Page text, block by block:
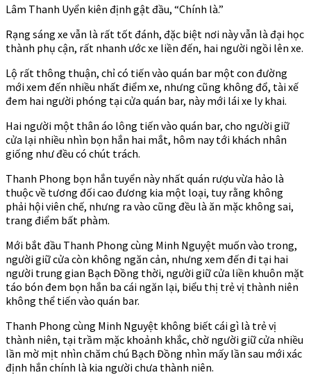
Lâm Thanh Uyển kiên định gật đầu, “Chính là.”
Rạng sáng xe vẫn là rất tốt đánh, đặc biệt nơi này vẫn là đại học
thành phụ cận, rất nhanh ước xe liền đến, hai người ngồi lên xe.
Lộ rất thông thuận, chỉ có tiến vào quán bar một con đường
mới xem đến nhiều nhất điểm xe, nhưng cũng không đổ, tài xế
đem hai người phóng tại cửa quán bar, này mới lái xe ly khai.
Hai người một thân áo lông tiến vào quán bar, cho người giữ
cửa lại nhiều nhìn bọn hắn hai mắt, hôm nay tới khách nhân
giống như đều có chút trách.
Thanh Phong bọn hắn tuyển này nhất quán rượu vừa hảo là
thuộc về tương đối cao đương kia một loại, tuy rằng không
phải hội viên chế, nhưng ra vào cũng đều là ăn mặc không sai,
trang điểm bất phàm.
Mới bắt đầu Thanh Phong cùng Minh Nguyệt muốn vào trong,
người giữ cửa còn không ngăn cản, nhưng xem đến đi tại hai
người trung gian Bạch Đồng thời, người giữ cửa liền khuôn mặt
táo bón đem bọn hắn ba cái ngăn lại, biểu thị trẻ vị thành niên
không thể tiến vào quán bar.
Thanh Phong cùng Minh Nguyệt không biết cái gì là trẻ vị
thành niên, tại trầm mặc khoảnh khắc, chờ người giữ cửa nhiều
lần mờ mịt nhìn chăm chú Bạch Đồng nhìn mấy lần sau mới xác
định hắn chính là kia người chưa thành niên.